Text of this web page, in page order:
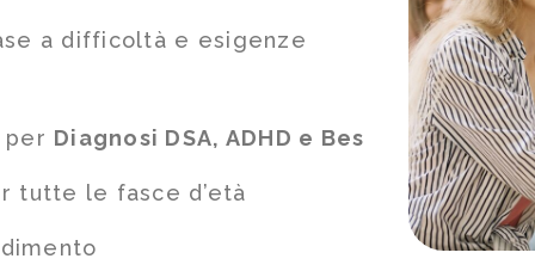
a difficoltà e esigenze
per Diagnosi DSA, ADHD e Bes
tutte le fasce d’età